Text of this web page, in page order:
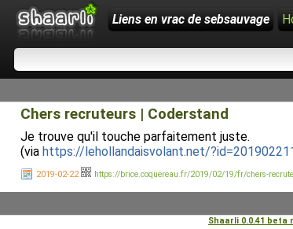
Liens en vrac de sebsauvage
Chers recruteurs | Coderstand
Je trouve qu'il touche parfaitement juste.
(via https://lehollandaisvolant.net/
2019-02-22 https://brice.coquereau.fr/2019/02/19/fr/chers-
Shaarli 0.0.41 beta